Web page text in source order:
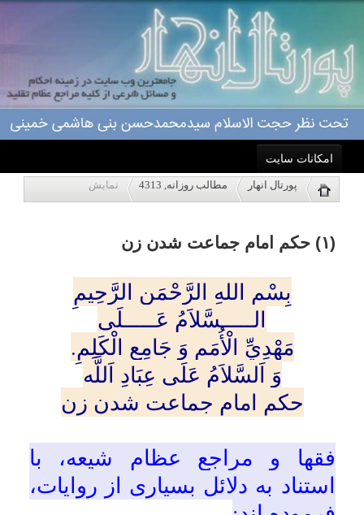
امکانات سایت
خانه
درباره ما
کاربر میهمان
پورتال انهار مطالب روزانه, 4313 نمایش
بِسْمِ اللهِ الرَّحْمَنِ الرَّحِيمِ
وَ اَلسَّلاَمُ عَلَى عِبَادِ اَللَّه
فقها و مراجع عظام شیعه، با
استناد به دلائل بسیاری از روایات،
فرموده اند:
زن نمى‏تواند برای مردان و یا زنان
و مردان؛ امام جماعتت شود،
بنابراین قید امامت زن برای زنان
اشکال ندارد هرچند برخی از فقهاء
مرحوم صاحب جواهر:
«یشترط فى الامام الذکورة اذا
کان المأموم ذکرانا او ذکرانا و